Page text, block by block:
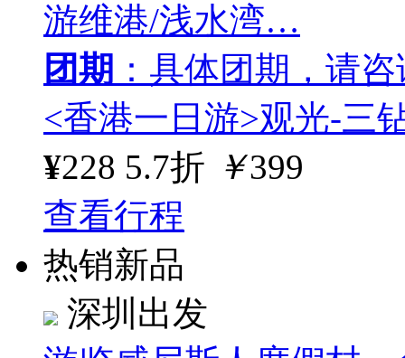
游维港/浅水湾…
团期 ：具体团期，请
<香港一日游>观光-三
¥228 5.7折 ￥399
查看行程
热销新品
深圳出发